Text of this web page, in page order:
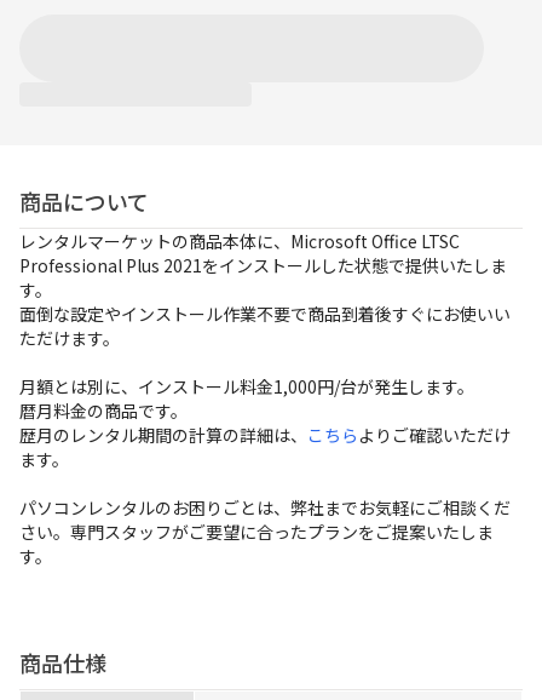
ご利用ガイド
ご利用の流れ ご返却方法
レンタル利用期間につい
て 配送について
事例紹介
会社概要
商品について
レンタルマーケットの商品本体に、Microsoft Office LTSC
Professional Plus 2021をインストールした状態で提供いたしま
す。
面倒な設定やインストール作業不要で商品到着後すぐにお使いい
ただけます。
月額とは別に、インストール料金1,000円/台が発生します。
暦月料金の商品です。
歴月のレンタル期間の計算の詳細は、 こちら よりご確認いただけ
ます。
パソコンレンタルのお困りごとは、弊社までお気軽にご相談くだ
さい。専門スタッフがご要望に合ったプランをご提案いたしま
す。
商品仕様